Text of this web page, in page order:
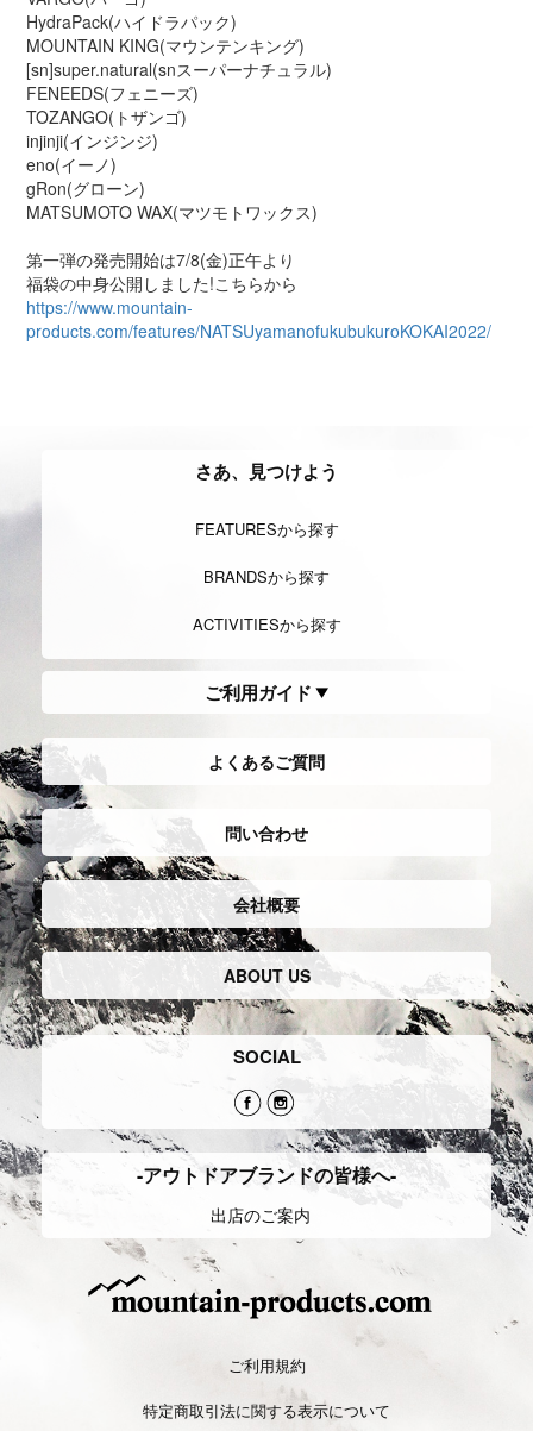
HydraPack(ハイドラパック)
MOUNTAIN KING(マウンテンキング)
[sn]super.natural(snスーパーナチュラル)
FENEEDS(フェニーズ)
TOZANGO(トザンゴ)
injinji(インジンジ)
eno(イーノ)
gRon(グローン)
MATSUMOTO WAX(マツモトワックス)
第一弾の発売開始は7/8(金)正午より
福袋の中身公開しました!こちらから
https://www.mountain-
products.com/features/NATSUyamanofukubukuroKOKAI2022/
さあ、見つけよう
FEATURESから探す
BRANDSから探す
ACTIVITIESから探す
ご利用ガイド
よくあるご質問
問い合わせ
会社概要
ABOUT US
SOCIAL
-アウトドアブランドの皆様へ-
出店のご案内
ご利用規約
特定商取引法に関する表示について